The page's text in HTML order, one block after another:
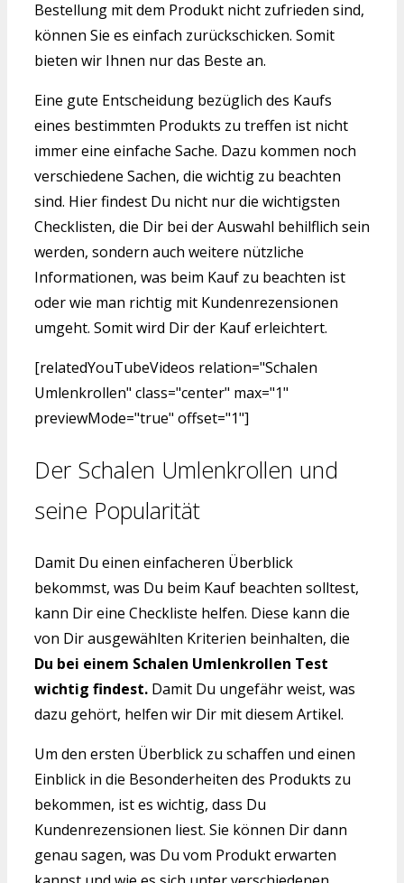
Bestellung mit dem Produkt nicht zufrieden sind,
können Sie es einfach zurückschicken. Somit
bieten wir Ihnen nur das Beste an.
Eine gute Entscheidung bezüglich des Kaufs
eines bestimmten Produkts zu treffen ist nicht
immer eine einfache Sache. Dazu kommen noch
verschiedene Sachen, die wichtig zu beachten
sind. Hier findest Du nicht nur die wichtigsten
Checklisten, die Dir bei der Auswahl behilflich sein
werden, sondern auch weitere nützliche
Informationen, was beim Kauf zu beachten ist
oder wie man richtig mit Kundenrezensionen
umgeht. Somit wird Dir der Kauf erleichtert.
[relatedYouTubeVideos relation="Schalen
Umlenkrollen" class="center" max="1"
previewMode="true" offset="1"]
Der Schalen Umlenkrollen und
seine Popularität
Damit Du einen einfacheren Überblick
bekommst, was Du beim Kauf beachten solltest,
kann Dir eine Checkliste helfen. Diese kann die
von Dir ausgewählten Kriterien beinhalten, die
Du bei einem Schalen Umlenkrollen Test
wichtig findest. Damit Du ungefähr weist, was
dazu gehört, helfen wir Dir mit diesem Artikel.
Um den ersten Überblick zu schaffen und einen
Einblick in die Besonderheiten des Produkts zu
bekommen, ist es wichtig, dass Du
Kundenrezensionen liest. Sie können Dir dann
genau sagen, was Du vom Produkt erwarten